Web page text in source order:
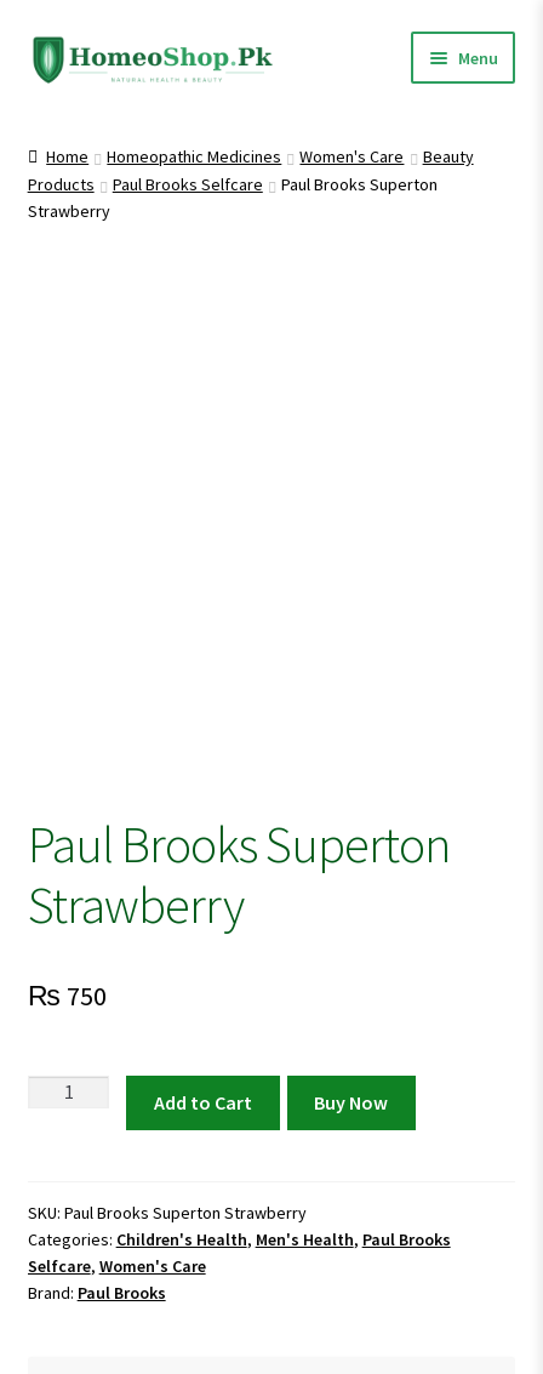
Skip
to
Skip
to
Menu
Shop All
Home Homeopathic Medicines Women's Care
Beauty
Products
Paul Brooks Selfcare
Paul Brooks Superton
Strawberry
Paul Brooks Superton
Strawberry
₨ 750
quantity
Add to Cart Buy Now
SKU: Paul Brooks Superton Strawberry
Categories: Children's Health, Men's Health, Paul Brooks
Selfcare, Women's Care
Brand: Paul Brooks